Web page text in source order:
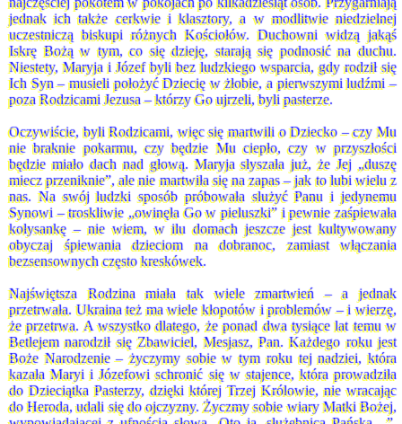
najczęściej pokotem w pokojach po kilkadziesiąt osób. Przygarniają
jednak ich także cerkwie i klasztory, a w modlitwie niedzielnej
uczestniczą biskupi różnych Kościołów. Duchowni widzą jakąś
Iskrę Bożą w tym, co się dzieję, starają się podnosić na duchu.
Niestety, Maryja i Józef byli bez ludzkiego wsparcia, gdy rodził się
Ich Syn – musieli położyć Dziecię w żłobie, a pierwszymi ludźmi –
poza Rodzicami Jezusa – którzy Go ujrzeli, byli pasterze.
Oczywiście, byli Rodzicami, więc się martwili o Dziecko – czy Mu
nie braknie pokarmu, czy będzie Mu ciepło, czy w przyszłości
będzie miało dach nad głową. Maryja słyszała już, że Jej „duszę
miecz przeniknie”, ale nie martwiła się na zapas – jak to lubi wielu z
nas. Na swój ludzki sposób próbowała służyć Panu i jedynemu
Synowi – troskliwie „owinęła Go w pieluszki” i pewnie zaśpiewała
kołysankę – nie wiem, w ilu domach jeszcze jest kultywowany
obyczaj śpiewania dzieciom na dobranoc, zamiast włączania
bezsensownych często kreskówek.
Najświętsza Rodzina miała tak wiele zmartwień – a jednak
przetrwała. Ukraina też ma wiele kłopotów i problemów – i wierzę,
że przetrwa. A wszystko dlatego, że ponad dwa tysiące lat temu w
Betlejem narodził się Zbawiciel, Mesjasz, Pan. Każdego roku jest
Boże Narodzenie – życzymy sobie w tym roku tej nadziei, która
kazała Maryi i Józefowi schronić się w stajence, która prowadziła
do Dzieciątka Pasterzy, dzięki której Trzej Królowie, nie wracając
do Heroda, udali się do ojczyzny. Życzmy sobie wiary Matki Bożej,